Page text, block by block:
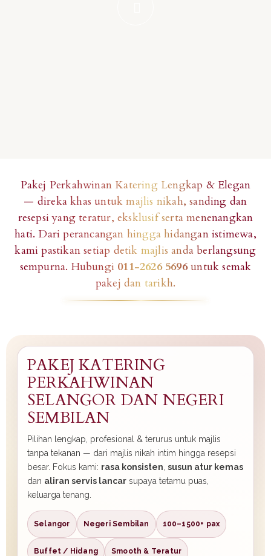
Pakej Perkahwinan Katering Lengkap & Elegan
— direka khas untuk majlis nikah, sanding dan
resepsi yang teratur, eksklusif serta menenangkan
hati. Dari perancangan hingga hidangan istimewa,
kami pastikan setiap detik majlis anda berlangsung
sempurna. Hubungi 011-2626 5696untuk semak
pakej dan tarikh.
PAKEJ KATERING
PERKAHWINAN
SELANGOR DAN NEGERI
SEMBILAN
Pilihan lengkap, profesional & terurus untuk majlis
tanpa tekanan — dari majlis nikah intim hingga resepsi
besar. Fokus kami: rasa konsisten susun atur kemas
dan aliran servis lancar supaya tetamu puas,
keluarga tenang.
Selangor Negeri Sembilan 100–1500+ pax
Buffet / Hidang Smooth & Teratur